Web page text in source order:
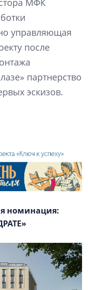
МФК
управляющая
после
партнерство
эскизов.
номинация: